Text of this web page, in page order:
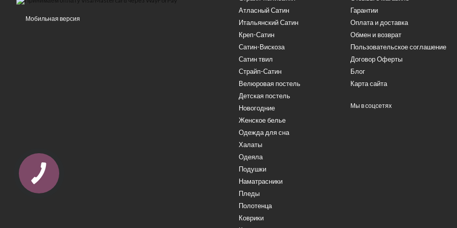
Мобильная версия
Атласный Сатин
Итальянский Сатин
Креп-Сатин
Сатин-Вискоза
Сатин твил
Страйп-Сатин
Велюровая постель
Детская постель
Новогодние
Женское белье
Одежда для сна
Халаты
Одеяла
Подушки
Наматрасники
Пледы
Полотенца
Коврики
Гарантии
Оплата и доставка
Обмен и возврат
Пользовательское соглашение
Договор Оферты
Блог
Карта сайта
Мы в соцсетях